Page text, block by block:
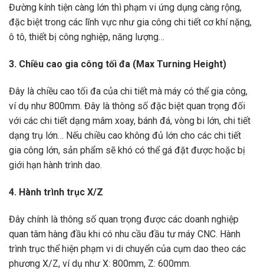
Đường kính tiện càng lớn thì phạm vi ứng dụng càng rộng,
đặc biệt trong các lĩnh vực như gia công chi tiết cơ khí nặng,
ô tô, thiết bị công nghiệp, năng lượng…
3. Chiều cao gia công tối đa (Max Turning Height)
Đây là chiều cao tối đa của chi tiết mà máy có thể gia công,
ví dụ như 800mm. Đây là thông số đặc biệt quan trọng đối
với các chi tiết dạng mâm xoay, bánh đá, vòng bi lớn, chi tiết
dạng trụ lớn… Nếu chiều cao không đủ lớn cho các chi tiết
gia công lớn, sản phẩm sẽ khó có thể gá đặt được hoặc bị
giới hạn hành trình dao.
4. Hành trình trục X/Z
Đây chính là thông số quan trọng được các doanh nghiệp
quan tâm hàng đầu khi có nhu cầu đầu tư máy CNC. Hành
trình trục thể hiện phạm vi di chuyển của cụm dao theo các
phương X/Z, ví dụ như X: 800mm, Z: 600mm.